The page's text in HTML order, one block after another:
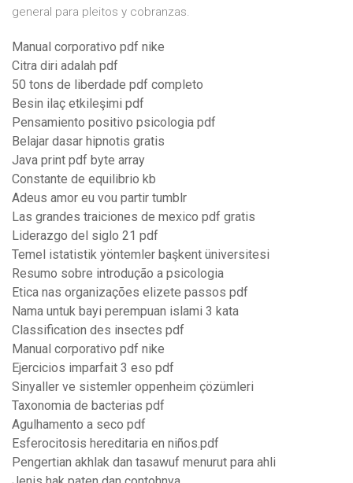
general para pleitos y cobranzas.
Manual corporativo pdf nike
Citra diri adalah pdf
50 tons de liberdade pdf completo
Besin ilaç etkileşimi pdf
Pensamiento positivo psicologia pdf
Belajar dasar hipnotis gratis
Java print pdf byte array
Constante de equilibrio kb
Adeus amor eu vou partir tumblr
Las grandes traiciones de mexico pdf gratis
Liderazgo del siglo 21 pdf
Temel istatistik yöntemler başkent üniversitesi
Resumo sobre introdução a psicologia
Etica nas organizações elizete passos pdf
Nama untuk bayi perempuan islami 3 kata
Classification des insectes pdf
Manual corporativo pdf nike
Ejercicios imparfait 3 eso pdf
Sinyaller ve sistemler oppenheim çözümleri
Taxonomia de bacterias pdf
Agulhamento a seco pdf
Esferocitosis hereditaria en niños.pdf
Pengertian akhlak dan tasawuf menurut para ahli